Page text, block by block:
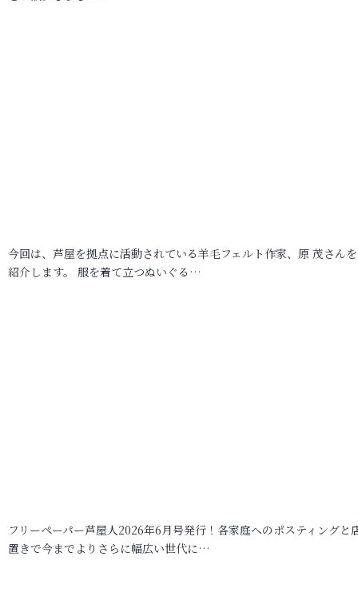
今回は、芦屋を拠点に活動されている羊毛フェルト作家、原 茂さん
紹介します。 服を着て立つぬいぐる…
フリーペーパー芦屋人2026年6月号発行！各家庭へのポスティングと
置きで今までよりさらに幅広い世代に…